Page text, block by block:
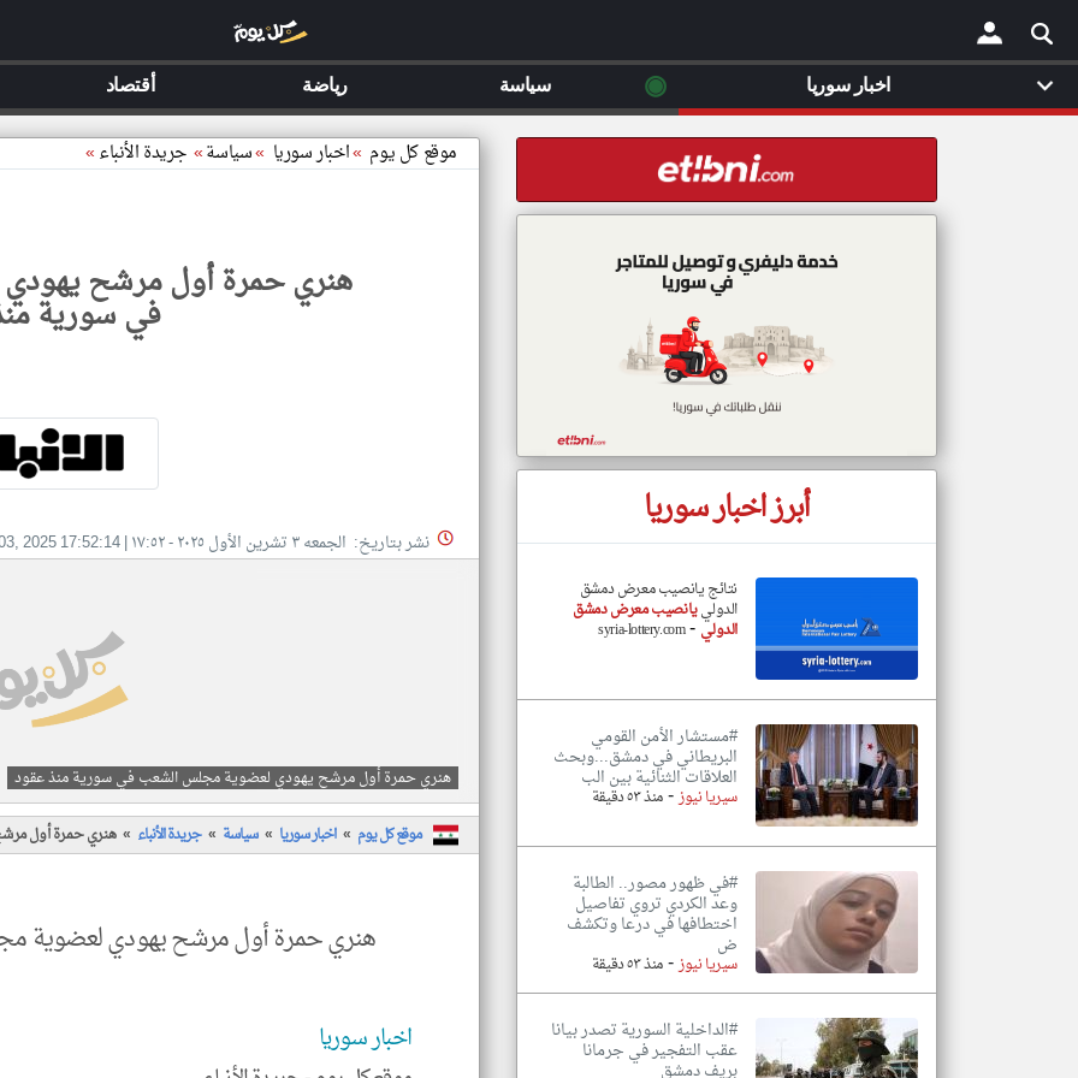
× موقع كل يوم »اخبار سوريا »سياسة» جريدة الأنباء»
هنري حمرة أول مرشح
في سورية
نشر بتاريخ: الجمعه ٣ تشرين الأول ٢٠٢٥ - ١٧:٥٢ |
2025 17:52:14
هنري حمرة أول مرشح يهودي لعضوية مجلس الشعب في سورية منذ عقود
موقع كل يوم اخبار سوريا سياسة جريدة الأنباء هنري حمرة أول
هنري حمرة أول مرشح يهودي لعضوية
اخبار سوريا
أبرز اخبار سوريا
نتائج يانصيب معرض دمشق
الدولييانصيب معرض دمشق
الدولي-
syria-lottery.com
#مستشار الأمن القومي
البريطاني في دمشق...وبحث
العلاقات الثنائية بين الب
سيريا نيوز-منذ ٥٣ دقيقة
#في ظهور مصور.. الطالبة
وعد الكردي تروي تفاصيل
اختطافها في درعا وتكشف
ض
سيريا نيوز-منذ ٥٣ دقيقة
#الداخلية السورية تصدر بيانا
عقب التفجير في جرمانا
بريف دمشق
اخبار سوريا ◉ سياسة رياضة أقتصاد